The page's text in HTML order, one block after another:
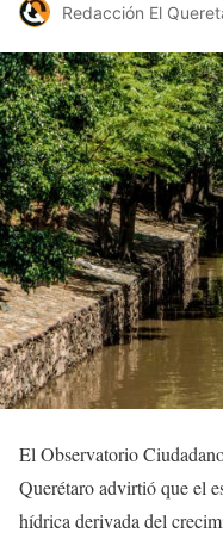
Redacción El
El Observatorio
Querétaro advirtió que el
hídrica derivada del